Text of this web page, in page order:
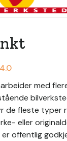
4.0
med
de fleste typer
eller
er offentlig